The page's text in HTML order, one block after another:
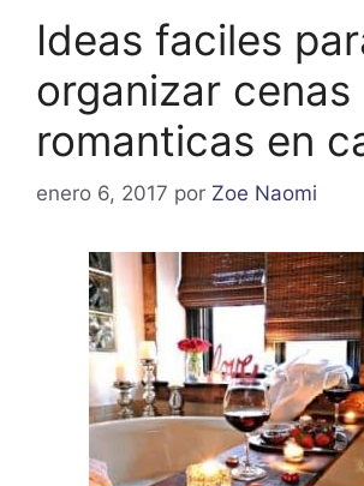
Ideas faciles
organizar cenas
romanticas en
enero 6, 2017 por Zoe Naomi